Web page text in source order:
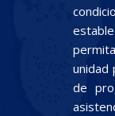
unidad
de